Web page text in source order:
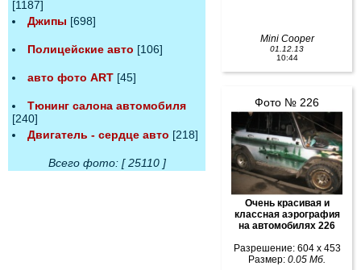
[1187]
Джипы [698]
Полицейские авто [106]
авто фото ART [45]
Тюнинг салона автомобиля
[240]
Двигатель - сердце авто [218]
Всего фото: [ 25110 ]
Mini Cooper
01.12.13
10:44
Фото № 226
Очень красивая и
классная аэрография
на автомобилях 226
Разрешение: 604 x 453
Размер: 0.05 Мб.